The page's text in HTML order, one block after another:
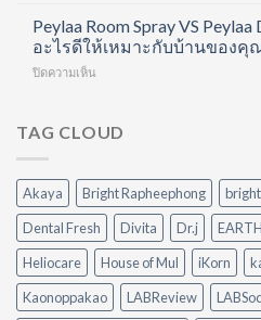
หนึ่ง
เดียว
ทำได้
เอง
ตื่น
มา
สดชื่น
เสร็จ
แต่
ครัว
5
คราบ
น้ำมัน
แบบ
ไม่
ต้อง
ออกแรง
ขัด
Peylaa Room Spray VS
อะไรดีให้เหมาะกับบ้านของคุ
ปิดความเห็น
Spray
Diffuser
ต่าง
กัน
อย่างไร?
ใช้
อะไร
ดี
ให้
TAG CLOUD
Akaya Bright Rapheephong
Dental Fresh
Divita Dr.j
Heliocare
House of Mul iKorn
Kaonoppakao
LABReview